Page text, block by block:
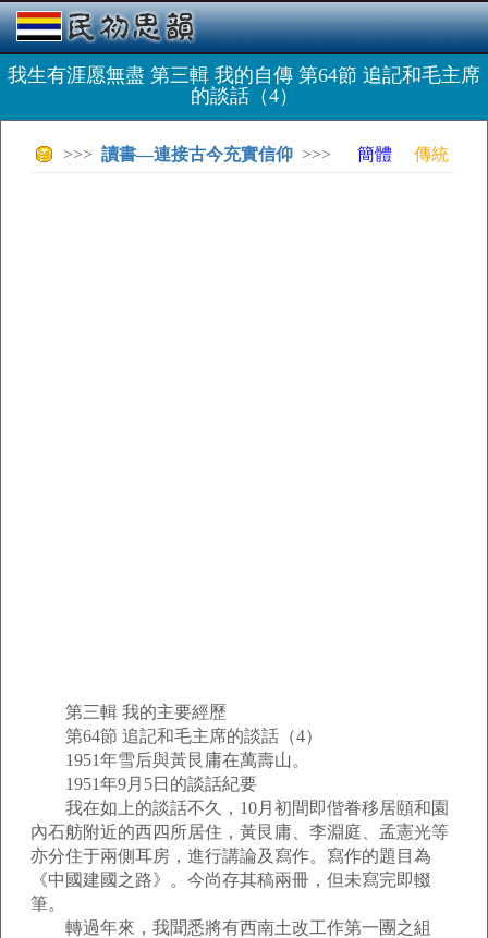
我生有涯愿無盡 第三輯 我的自傳 第64節 追記和毛主席
的談話（4）
>>> 讀書—連接古今充實信仰 >>> 簡體 傳統
第三輯 我的主要經歷
第64節 追記和毛主席的談話（4）
1951年雪后與黃艮庸在萬壽山。
1951年9月5日的談話紀要
我在如上的談話不久，10月初間即偕眷移居頤和園
內石舫附近的西四所居住，黃艮庸、李淵庭、孟憲光等
亦分住于兩側耳房，進行講論及寫作。寫作的題目為
《中國建國之路》。今尚存其稿兩冊，但未寫完即輟
筆。
轉過年來，我聞悉將有西南土改工作第一團之組